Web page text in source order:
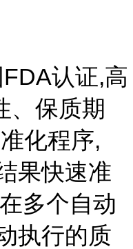
认证,高
、保质期
化程序,
果快速准
多个自动
执行的质